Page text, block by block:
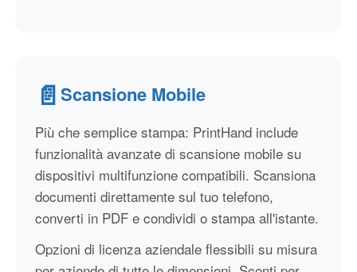
📄Scansione Mobile
Più che semplice stampa: PrintHand include
funzionalità avanzate di scansione mobile su
dispositivi multifunzione compatibili. Scansiona
documenti direttamente sul tuo telefono,
converti in PDF e condividi o stampa all'istante.
Opzioni di licenza aziendale flessibili su misura